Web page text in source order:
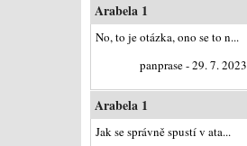
Arabela 1
No, to je otázka, ono se to n...
panprase - 29. 7. 2023
Arabela 1
Jak se správně spustí v ata...